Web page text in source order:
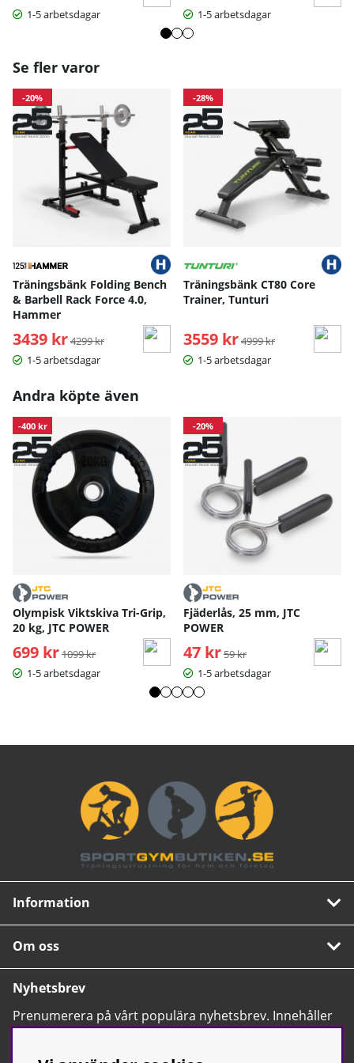
1-5 arbetsdagar
1-5 arbetsdagar
Se fler varor
-20%
Träningsbänk Folding Bench
& Barbell Rack Force 4.0,
Hammer
3439 kr Ordinarie pris:
4299 kr
1-5 arbetsdagar
-28%
Träningsbänk CT80 Core
Trainer, Tunturi
3559 kr Ordinarie pris:
4999 kr
1-5 arbetsdagar
Andra köpte även
-400 kr
Olympisk Viktskiva Tri-Grip,
20 kg, JTC POWER
699 kr Ordinarie pris:
1099 kr
1-5 arbetsdagar
-20%
Fjäderlås, 25 mm, JTC
POWER
47 kr Ordinarie pris:
59 kr
1-5 arbetsdagar
Information
Om oss
Nyhetsbrev
Prenumerera på vårt populära nyhetsbrev. Innehåller
tips, nyheter och våra allra bästa erbjudanden.